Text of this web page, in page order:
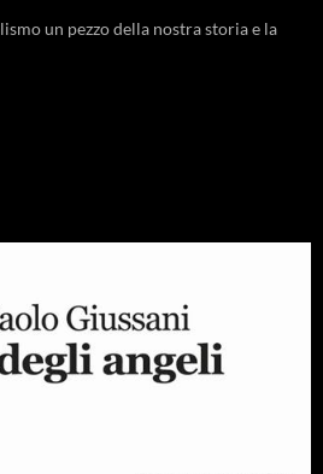
un pezzo della nostra storia e la